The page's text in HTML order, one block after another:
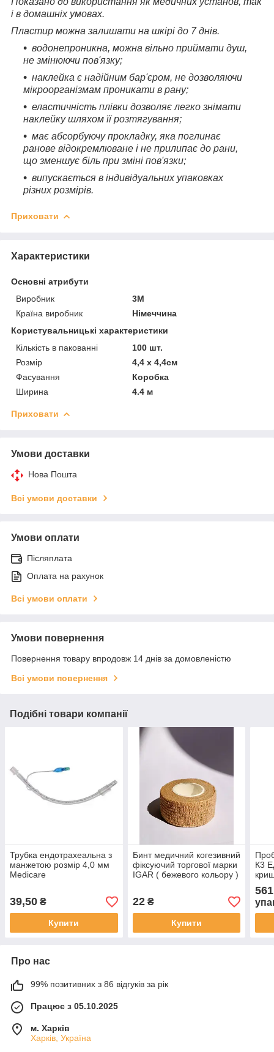
і в домашніх умовах.
Пластир можна залишати на шкірі до 7 днів.
водонепроникна, можна вільно приймати душ,
не змінюючи пов'язку;
наклейка є надійним бар'єром, не дозволяючи
мікроорганізмам проникати в рану;
еластичність плівки дозволяє легко знімати
наклейку шляхом її розтягування;
має абсорбуючу прокладку, яка поглинає
ранове відокремлюване і не прилипає до рани,
що зменшує біль при зміні пов'язки;
випускається в індивідуальних упаковках
різних розмірів.
Приховати
Характеристики
Основні атрибути
Виробник
3М
Країна виробник
Німеччина
Користувальницькі характеристики
Кількість в пакованні
100 шт.
Розмір
4,4 х 4,4см
Фасування
Коробка
Ширина
4.4 м
Приховати
Умови доставки
Нова Пошта
Всі умови доставки
Умови оплати
Післяплата
Оплата на рахунок
Всі умови оплати
Умови повернення
Повернення товару впродовж 14 днів за домовленістю
Всі умови повернення
Подібні товари компанії
Трубка ендотрахеальна з
манжетою розмір 4,0 мм
Medicare
39,50 ₴
Купити
Бинт медичний когезивний
фіксуючий торгової марки
IGAR ( бежевого кольору )
22₴
Купити
К3
шт.)
Про нас
99% позитивних з 86 відгуків за рік
Працює з 05.10.2025
м. Харків
Харків, Україна